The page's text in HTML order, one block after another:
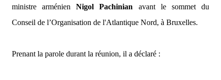
ministre arménienNigol Pachinian avant le sommet du
Conseil de l’Organisation de l'Atlantique Nord, à Bruxelles.
Prenant la parole durant la réunion, il a déclaré :